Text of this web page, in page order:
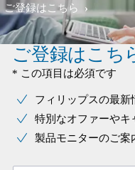
ご登録はこちら
ご登録はこち
* この項目は必須です
フィリップスの最新
特別なオファーやキ
製品モニターのご案